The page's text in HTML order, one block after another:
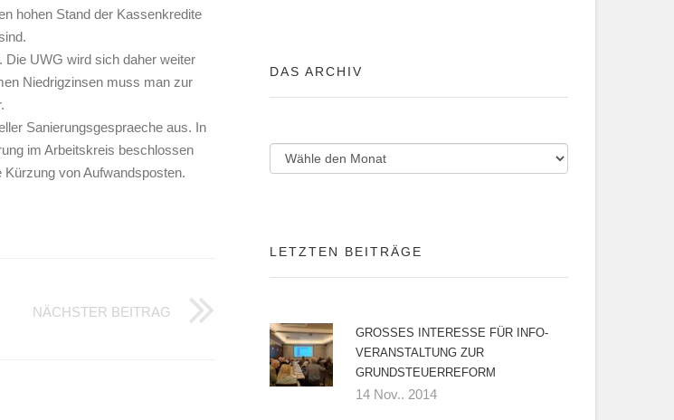
hohen Stand der Kassenkredite
Die UWG wird sich daher weiter
Niedrigzinsen muss man zur
Sanierungsgespraeche aus. In
im Arbeitskreis beschlossen
von Aufwandsposten.
UMGEBUNG ORIENTIEREN
NÄCHSTER BEITRAG UWG FÜR SPARSAME HALLENBADLÖSUNG
DAS ARCHIV
LETZTEN BEITRÄGE
GROSSES INTERESSE FÜR INFO-V
ERANSTALTUNG ZUR G
RUNDSTEUERREFORM
14 Nov.. 2014